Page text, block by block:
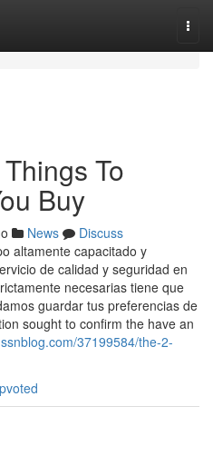
To
Buy
News
Discuss
altamente capacitado y
de calidad y seguridad en
necesarias tiene que
guardar tus preferencias de
sought to confirm the have an
37199584/the-2-